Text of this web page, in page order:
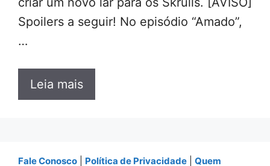
Spoilers a seguir! No episódio “Amado”,
…
Leia mais
Fale Conosco Política de Privacidade Quem